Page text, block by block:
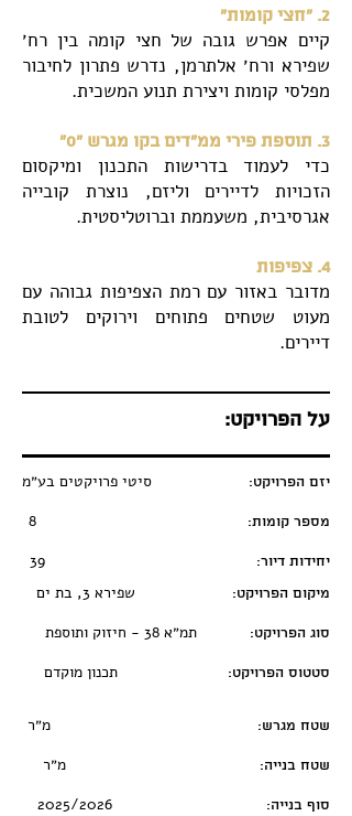
2. ״חצי קומות״
קיים אפרש גובה של חצי קומה בין רח׳
שפירא ורח׳ אלתרמן, נדרש פתרון לחיבור
מפלסי קומות ויצירת תנוע המשכית.
3. תוספת פירי ממ״דים בקו מגרש ״0״
כדי לעמוד בדרישות התכנון ומיקסום
הזכויות לדיירים וליזם, נוצרת קובייה
אגרסיבית, משעממת וברוטליסטית.
4. צפיפות
מדובר באזור עם רמת הצפיפות גבוהה עם
מעוט שטחים פתוחים וירוקים לטובת
דיירים.
על הפרויקט:
יזם הפרויקט: סיטי פרויקטים בע״מ
מספר קומות:
יחידות דיור:
מיקום הפרויקט: שפירא 3, בת ים
סוג הפרויקט: תמ״א 38 - חיזוק ותוספת
סטטוס הפרויקט: תכנון מוקדם
שטח מגרש: מ״ר
שטח בנייה: מ״ר
סוף בנייה: